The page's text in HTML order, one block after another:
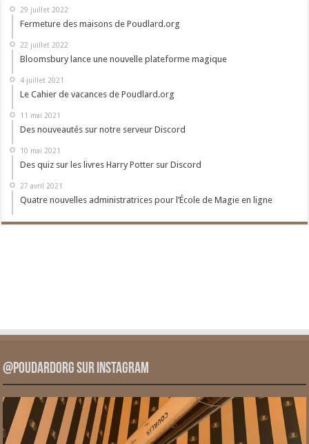
29 juillet 2022
Fermeture des maisons de Poudlard.org
22 juillet 2022
Bloomsbury lance une nouvelle plateforme magique
4 juillet 2021
Le Cahier de vacances de Poudlard.org
11 mai 2021
Des nouveautés sur notre serveur Discord
10 mai 2021
Des quiz sur les livres Harry Potter sur Discord
27 avril 2021
Quatre nouvelles administratrices pour l’École de Magie en ligne
@PoudardOrg sur Instagram